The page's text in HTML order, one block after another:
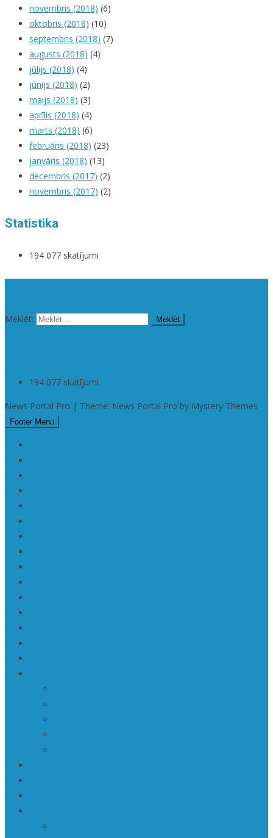
novembris (2018) (6)
oktobris (2018) (10)
septembris (2018) (7)
augusts (2018) (4)
jūlijs (2018) (4)
jūnijs (2018) (2)
maijs (2018) (3)
aprīlis (2018) (4)
marts (2018) (6)
februāris (2018) (23)
janvāris (2018) (13)
decembris (2017) (2)
novembris (2017) (2)
Statistika
194 077 skatījumi
Meklēt:
194 077 skatījumi
News Portal Pro | Theme: News Portal Pro by Mystery Themes
Footer Menu